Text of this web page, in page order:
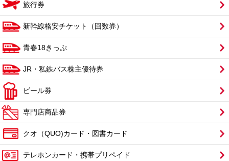
旅行券
新幹線格安チケット（回数券）
青春18きっぷ
JR・私鉄バス株主優待券
ビール券
専門店商品券
クオ（QUO)カード・図書カード
テレホンカード・携帯プリペイド